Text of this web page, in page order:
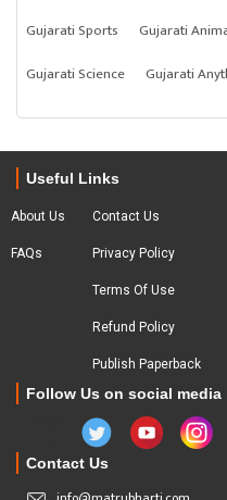
Gujarati Sports
Gujarati
Gujarati Science
Gujarati
Useful Links
About Us
FAQs
Contact Us
Privacy Policy
Terms Of Use
Refund Policy
Publish Paperback
Follow Us on social media
Contact Us